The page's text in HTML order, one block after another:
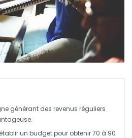
générant des revenus réguliers
.
un budget pour obtenir 70 à 90